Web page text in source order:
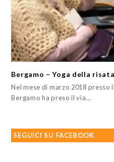
Bergamo – Yoga della risata
Nel mese di marzo 2018
Bergamo ha preso il via…
SEGUICI SU FACEBOOK